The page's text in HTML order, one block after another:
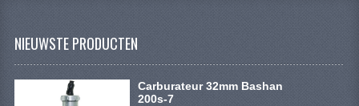
KABELS
NIEUWSTE PRODUCTEN
Carburateur 32mm Bashan
200s-7